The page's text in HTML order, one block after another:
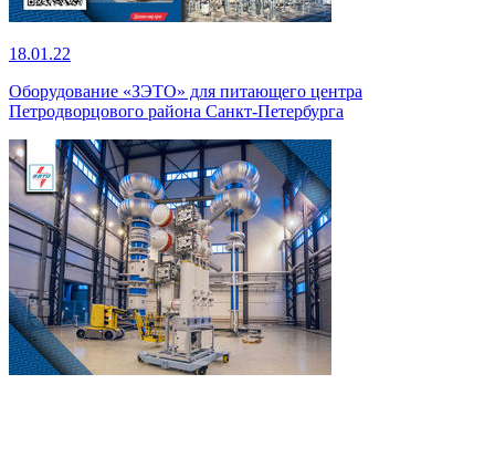
18.01.22
Оборудование «ЗЭТО» для питающего центра
Петродворцового района Санкт-Петербурга